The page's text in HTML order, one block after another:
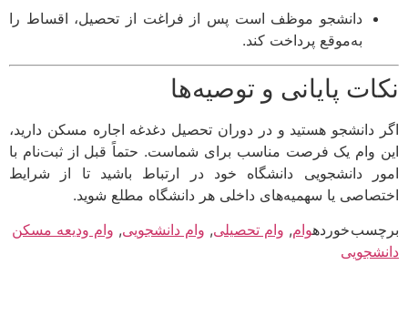
دانشجو موظف است پس از فراغت از تحصیل، اقساط را
به‌موقع پرداخت کند.
پایانی و توصیه‌ها
دانشجو هستید و در دوران تحصیل دغدغه اجاره مسکن دارید،
وام یک فرصت مناسب برای شماست. حتماً قبل از ثبت‌نام با
دانشجویی دانشگاه خود در ارتباط باشید تا از شرایط
یا سهمیه‌های داخلی هر دانشگاه مطلع شوید.
خوردهوام,وام تحصیلی,وام دانشجویی,وام ودیعه مسکن